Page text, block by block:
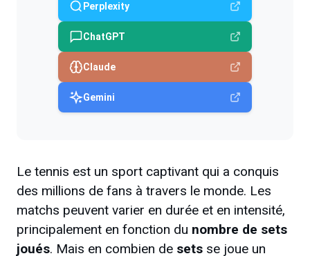
Perplexity
ChatGPT
Claude
Gemini
Le tennis est un sport captivant qui a conquis
des millions de fans à travers le monde. Les
matchs peuvent varier en durée et en intensité,
principalement en fonction du nombre de sets
joués. Mais en combien de sets se joue un